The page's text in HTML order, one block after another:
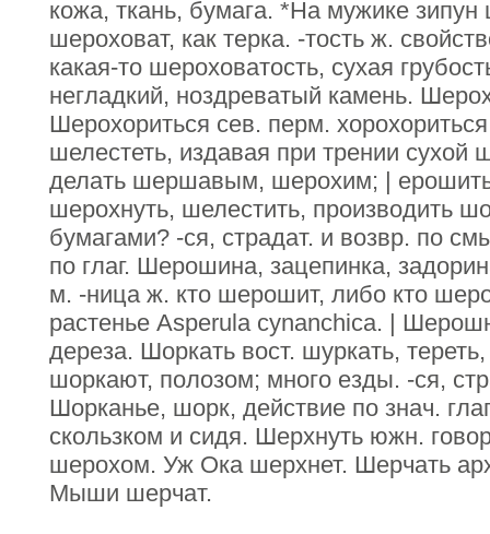
кожа, ткань, бумага. *На мужике
шероховат, как терка. -тость ж.
какая-то шероховатость, сухая
негладкий, ноздреватый камень.
Шерохориться сев. перм.
шелестеть, издавая при трении
делать шершавым, шерохим; |
шерохнуть, шелестить, производить
бумагами? -ся, страдат. и возвр. по
по глаг. Шерошина, зацепинка,
м. -ница ж. кто шерошит, либо кто
растенье Asperula cynanchica. |
дереза. Шоркать вост. шуркать,
шоркают, полозом; много езды. -ся,
Шорканье, шорк, действие по знач.
скользком и сидя. Шерхнуть южн.
шерохом. Уж Ока шерхнет. Шерчать
Мыши шерчат.